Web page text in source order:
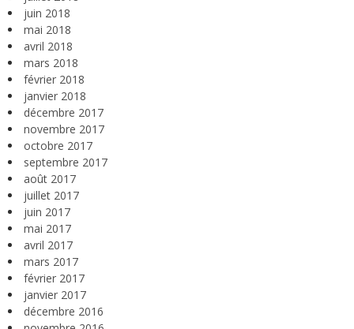
juin 2018
mai 2018
avril 2018
mars 2018
février 2018
janvier 2018
décembre 2017
novembre 2017
octobre 2017
septembre 2017
août 2017
juillet 2017
juin 2017
mai 2017
avril 2017
mars 2017
février 2017
janvier 2017
décembre 2016